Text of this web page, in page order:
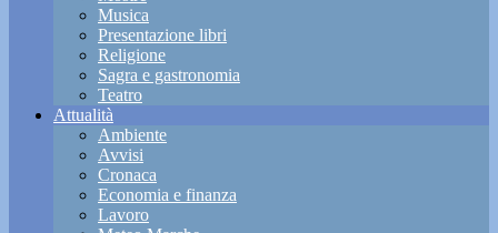
Musica
Presentazione libri
Religione
Sagra e gastronomia
Teatro
Attualità
Ambiente
Avvisi
Cronaca
Economia e finanza
Lavoro